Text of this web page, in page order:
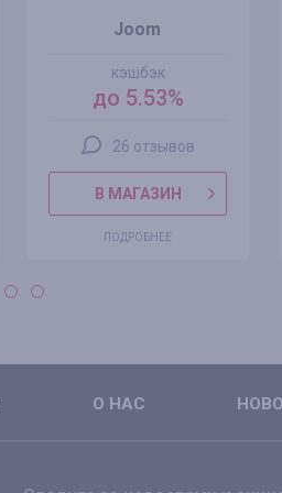
Joom
кэшбэк
до 5.53%
26 отзывов
В МАГАЗИН
ПОДРОБНЕЕ
О НАС